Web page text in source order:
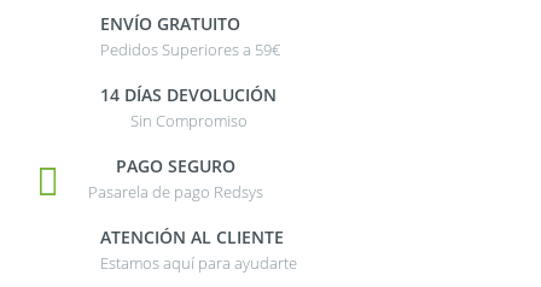
ENVÍO GRATUITO
Pedidos Superiores a 59€
14 DÍAS DEVOLUCIÓN
Sin Compromiso
PAGO SEGURO
Pasarela de pago Redsys
ATENCIÓN AL CLIENTE
Estamos aquí para ayudarte